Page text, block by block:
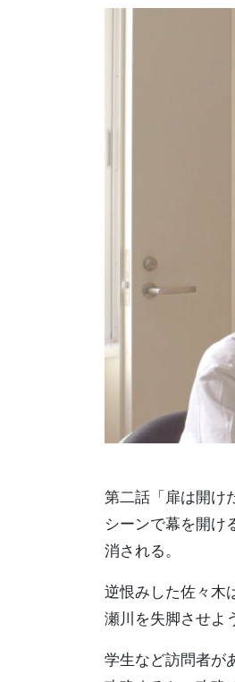
第二話「扉は開け
シーンで幕を開け
消される。
逆恨みした佐々木
瀬川を失脚させよ
学生など訪問者が